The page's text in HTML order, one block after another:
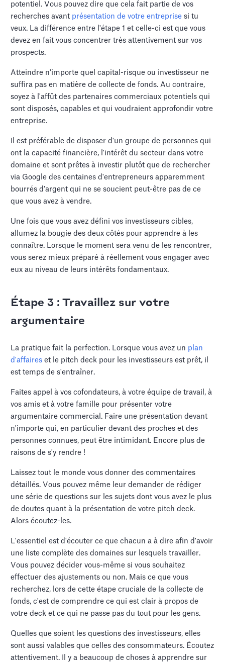
potentiel. Vous pouvez dire que cela fait partie de vos
recherches avant présentation de votre entreprise si tu
veux. La différence entre l'étape 1 et celle-ci est que vous
devez en fait vous concentrer très attentivement sur vos
prospects.
Atteindre n'importe quel capital-risque ou investisseur ne
suffira pas en matière de collecte de fonds. Au contraire,
soyez à l'affût des partenaires commerciaux potentiels qui
sont disposés, capables et qui voudraient approfondir votre
entreprise.
Il est préférable de disposer d'un groupe de personnes qui
ont la capacité financière, l'intérêt du secteur dans votre
domaine et sont prêtes à investir plutôt que de rechercher
via Google des centaines d'entrepreneurs apparemment
bourrés d'argent qui ne se soucient peut-être pas de ce
que vous avez à vendre.
Une fois que vous avez défini vos investisseurs cibles,
allumez la bougie des deux côtés pour apprendre à les
connaître. Lorsque le moment sera venu de les rencontrer,
vous serez mieux préparé à réellement vous engager avec
eux au niveau de leurs intérêts fondamentaux.
Étape 3 : Travaillez sur votre
argumentaire
La pratique fait la perfection. Lorsque vous avez un plan
d'affaires et le pitch deck pour les investisseurs est prêt, il
est temps de s'entraîner.
Faites appel à vos cofondateurs, à votre équipe de travail, à
vos amis et à votre famille pour présenter votre
argumentaire commercial. Faire une présentation devant
n'importe qui, en particulier devant des proches et des
personnes connues, peut être intimidant. Encore plus de
raisons de s'y rendre !
Laissez tout le monde vous donner des commentaires
détaillés. Vous pouvez même leur demander de rédiger
une série de questions sur les sujets dont vous avez le plus
de doutes quant à la présentation de votre pitch deck.
Alors écoutez-les.
L'essentiel est d'écouter ce que chacun a à dire afin d'avoir
une liste complète des domaines sur lesquels travailler.
Vous pouvez décider vous-même si vous souhaitez
effectuer des ajustements ou non. Mais ce que vous
recherchez, lors de cette étape cruciale de la collecte de
fonds, c'est de comprendre ce qui est clair à propos de
votre deck et ce qui ne passe pas du tout pour les gens.
Quelles que soient les questions des investisseurs, elles
sont aussi valables que celles des consommateurs. Écoutez
attentivement. Il y a beaucoup de choses à apprendre sur